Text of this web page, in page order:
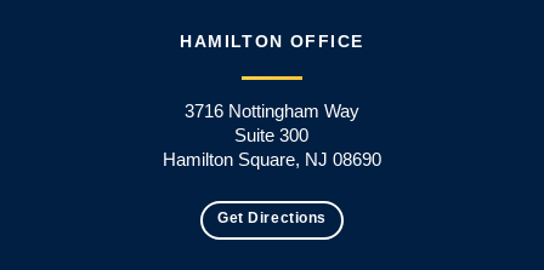
HAMILTON OFFICE
3716 Nottingham Way
Suite 300
Hamilton Square, NJ 08690
Get Directions